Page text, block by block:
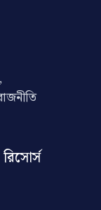
রিসোর্স